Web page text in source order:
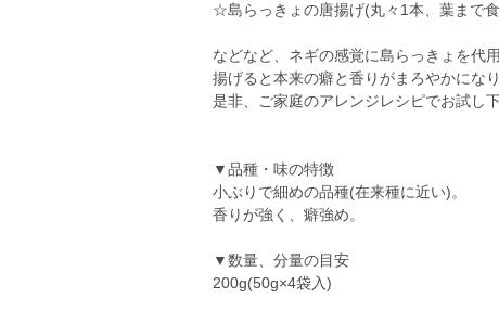
☆島らっきょの唐揚げ(丸々1本、葉まで
などなど、ネギの感覚に島らっきょを代用
揚げると本来の癖と香りがまろやかになり
是非、ご家庭のアレンジレシピでお試し
▼品種・味の特徴
小ぶりで細めの品種(在来種に近い)。
香りが強く、癖強め。
▼数量、分量の目安
200g(50g×4袋入)